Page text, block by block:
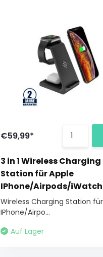
€59,99*
3 in 1 Wireless Charging
Station für Apple
IPhone/Airpods/iWatch
Wireless Charging Station
IPhone/Airpo...
Auf Lager